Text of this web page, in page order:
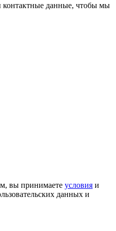
контактные данные, чтобы мы
вы принимаете условия и
данных и